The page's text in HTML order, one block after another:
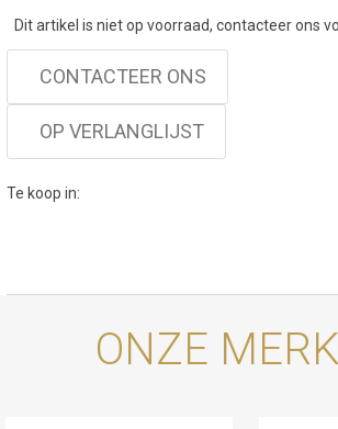
Dit artikel is niet op voorraad, contacteer ons
CONTACTEER ONS
OP VERLANGLIJST
Te koop in:
ONZE